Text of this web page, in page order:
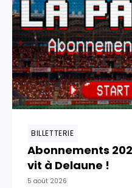
BILLETTERIE
Abonnements
vit à Delaune !
5 août 2026